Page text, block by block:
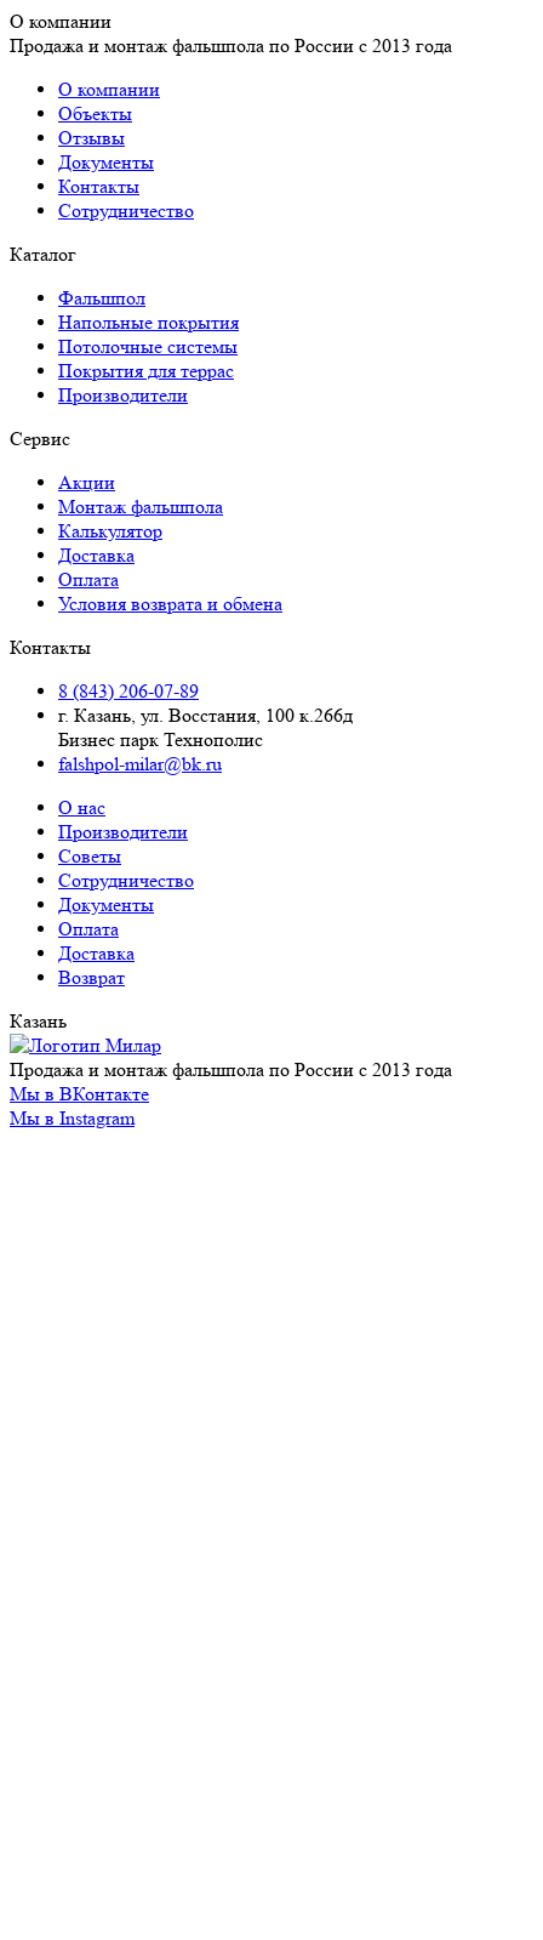
О компании
Продажа и монтаж фальшпола по России с 2013 года
О компании
Объекты
Отзывы
Документы
Контакты
Сотрудничество
Каталог
Фальшпол
Напольные покрытия
Потолочные системы
Покрытия для террас
Производители
Сервис
Акции
Монтаж фальшпола
Калькулятор
Доставка
Оплата
Условия возврата и обмена
Контакты
8 (843) 206-07-89
г. Казань, ул. Восстания, 100 к.266д
Бизнес парк Технополис
falshpol-milar@bk.ru
О нас
Производители
Советы
Сотрудничество
Документы
Оплата
Доставка
Возврат
Казань
Продажа и монтаж фальшпола по России с 2013 года
Мы в ВКонтакте
Мы в Instagram